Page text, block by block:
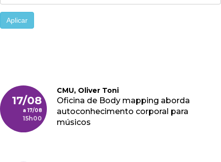
Aplicar
17/08
17/08
15h00
CMU, Oliver Toni
Oficina de Body mapping aborda
autoconhecimento corporal para
músicos